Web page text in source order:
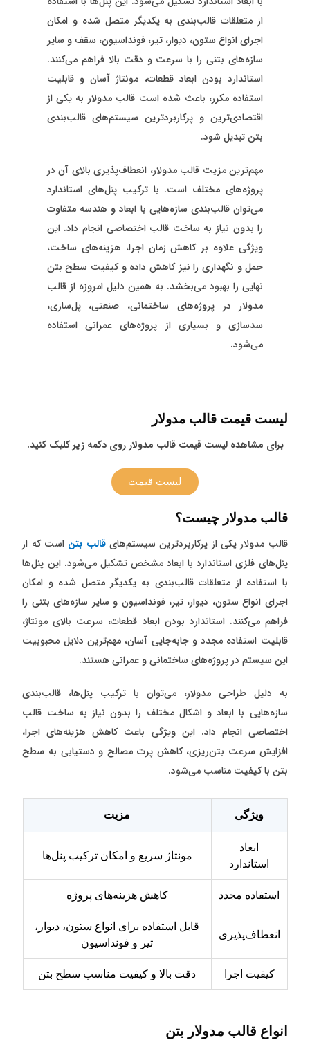
از متعلقات قالب‌بندی به یکدیگر متصل شده و امکان
اجرای انواع ستون، دیوار، تیر، فونداسیون، سقف و سایر
سازه‌های بتنی را با سرعت و دقت بالا فراهم می‌کنند.
استاندارد بودن ابعاد قطعات، مونتاژ آسان و قابلیت
استفاده مکرر، باعث شده است قالب مدولار به یکی از
اقتصادی‌ترین و پرکاربردترین سیستم‌های قالب‌بندی
بتن تبدیل شود.
مهم‌ترین مزیت قالب مدولار، انعطاف‌پذیری بالای آن در
پروژه‌های مختلف است. با ترکیب پنل‌های استاندارد
می‌توان قالب‌بندی سازه‌هایی با ابعاد و هندسه متفاوت
را بدون نیاز به ساخت قالب اختصاصی انجام داد. این
ویژگی علاوه بر کاهش زمان اجرا، هزینه‌های ساخت،
حمل و نگهداری را نیز کاهش داده و کیفیت سطح بتن
نهایی را بهبود می‌بخشد. به همین دلیل امروزه از قالب
مدولار در پروژه‌های ساختمانی، صنعتی، پل‌سازی،
سدسازی و بسیاری از پروژه‌های عمرانی استفاده
می‌شود.
لیست قیمت قالب مدولار
برای مشاهده لیست قیمت قالب مدولار روی دکمه زیر کلیک کنید.
لیست قیمت
قالب مدولار چیست؟
قالب مدولار یکی از پرکاربردترین سیستم‌هایقالب بتن است که از
پنل‌های فلزی استاندارد با ابعاد مشخص تشکیل می‌شود. این پنل‌ها
با استفاده از متعلقات قالب‌بندی به یکدیگر متصل شده و امکان
اجرای انواع ستون، دیوار، تیر، فونداسیون و سایر سازه‌های بتنی را
فراهم می‌کنند. استاندارد بودن ابعاد قطعات، سرعت بالای مونتاژ،
قابلیت استفاده مجدد و جابه‌جایی آسان، مهم‌ترین دلایل محبوبیت
این سیستم در پروژه‌های ساختمانی و عمرانی هستند.
به دلیل طراحی مدولار، می‌توان با ترکیب پنل‌ها، قالب‌بندی
سازه‌هایی با ابعاد و اشکال مختلف را بدون نیاز به ساخت قالب
اختصاصی انجام داد. این ویژگی باعث کاهش هزینه‌های اجرا،
افزایش سرعت بتن‌ریزی، کاهش پرت مصالح و دستیابی به سطح
بتن با کیفیت مناسب می‌شود.
ویژگی مزیت
ابعاد
استاندارد
مونتاژ سریع و امکان ترکیب پنل‌ها
استفاده مجدد کاهش هزینه‌های پروژه
انعطاف‌پذیری
قابل استفاده برای انواع ستون، دیوار،
تیر و فونداسیون
کیفیت اجرا دقت بالا و کیفیت مناسب سطح بتن
انواع قالب مدولار بتن